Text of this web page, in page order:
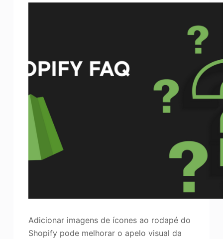
Adicionar imagens de ícones ao rodapé do
Shopify pode melhorar o apelo visual da